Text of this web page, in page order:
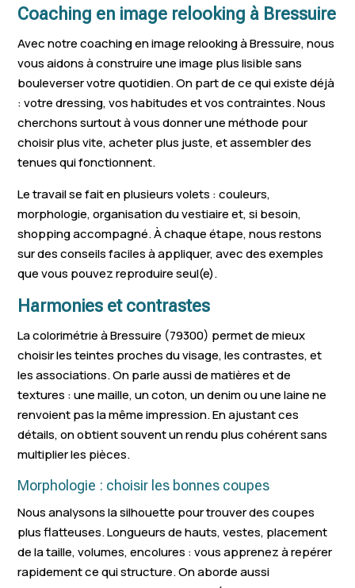
Coaching en image relooking à Bressuire
Avec notre coaching en image relooking à Bressuire, nous
vous aidons à construire une image plus lisible sans
bouleverser votre quotidien. On part de ce qui existe déjà
: votre dressing, vos habitudes et vos contraintes. Nous
cherchons surtout à vous donner une méthode pour
choisir plus vite, acheter plus juste, et assembler des
tenues qui fonctionnent.
Le travail se fait en plusieurs volets : couleurs,
morphologie, organisation du vestiaire et, si besoin,
shopping accompagné. À chaque étape, nous restons
sur des conseils faciles à appliquer, avec des exemples
que vous pouvez reproduire seul(e).
Harmonies et contrastes
La colorimétrie à Bressuire (79300) permet de mieux
choisir les teintes proches du visage, les contrastes, et
les associations. On parle aussi de matières et de
textures : une maille, un coton, un denim ou une laine ne
renvoient pas la même impression. En ajustant ces
détails, on obtient souvent un rendu plus cohérent sans
multiplier les pièces.
Morphologie : choisir les bonnes coupes
Nous analysons la silhouette pour trouver des coupes
plus flatteuses. Longueurs de hauts, vestes, placement
de la taille, volumes, encolures : vous apprenez à repérer
rapidement ce qui structure. On aborde aussi